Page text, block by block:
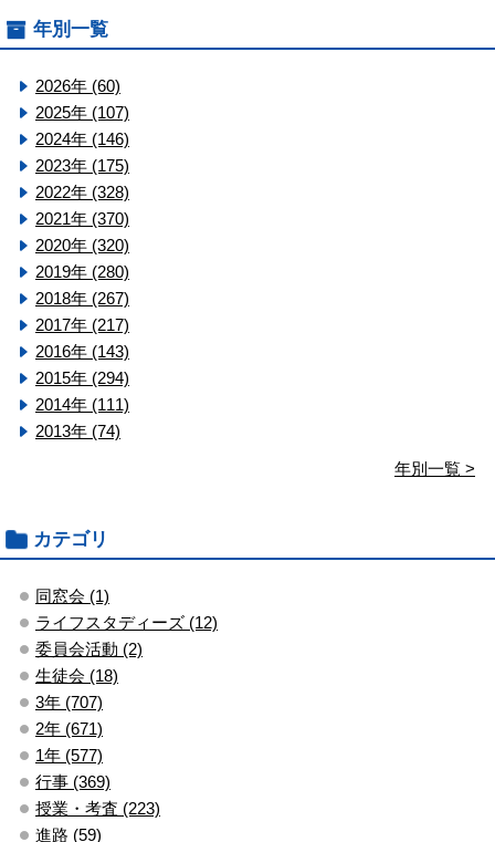
年別一覧
2026年 (60)
2025年 (107)
2024年 (146)
2023年 (175)
2022年 (328)
2021年 (370)
2020年 (320)
2019年 (280)
2018年 (267)
2017年 (217)
2016年 (143)
2015年 (294)
2014年 (111)
2013年 (74)
年別一覧 >
カテゴリ
同窓会 (1)
ライフスタディーズ (12)
委員会活動 (2)
生徒会 (18)
3年 (707)
2年 (671)
1年 (577)
行事 (369)
授業・考査 (223)
進路 (59)